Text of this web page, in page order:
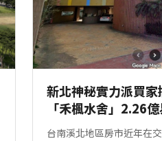
新北神秘實力派買
「禾楓水舍」2.26
下舊市場
台南溪北地區房市近年在